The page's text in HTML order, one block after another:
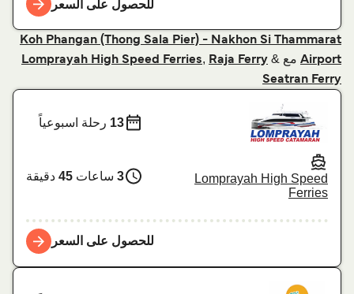
للحصول على السعر
Koh Phangan (Thong Sala Pier) - Nakhon Si Thammarat
Airportمع Lomprayah High Speed Ferries,Raja Ferry &
Seatran Ferry
Lomprayah High Speed
Ferries
13رحلة اسبوعياً
3 ساعات45دقيقة
للحصول على السعر